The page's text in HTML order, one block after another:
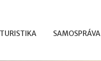
TURISTIKA SAMOSPRÁVA